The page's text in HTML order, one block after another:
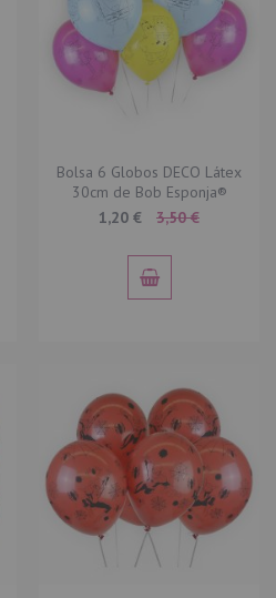
Bolsa 6 Globos DECO Látex
30cm de Bob Esponja®
Special
1,20 € 3,50 €